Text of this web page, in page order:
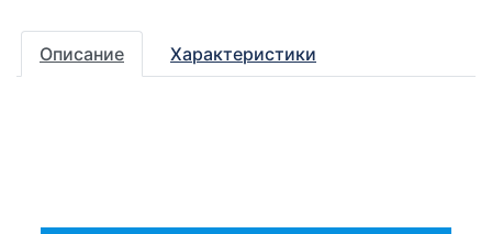
Описание Характеристики